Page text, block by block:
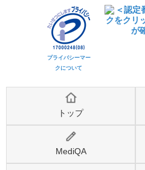
プライバシーマー
クについて
トップ
MediQA